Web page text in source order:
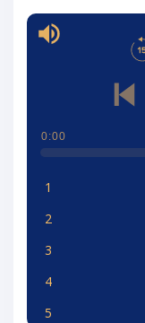
0:00
1
2
3
4
5